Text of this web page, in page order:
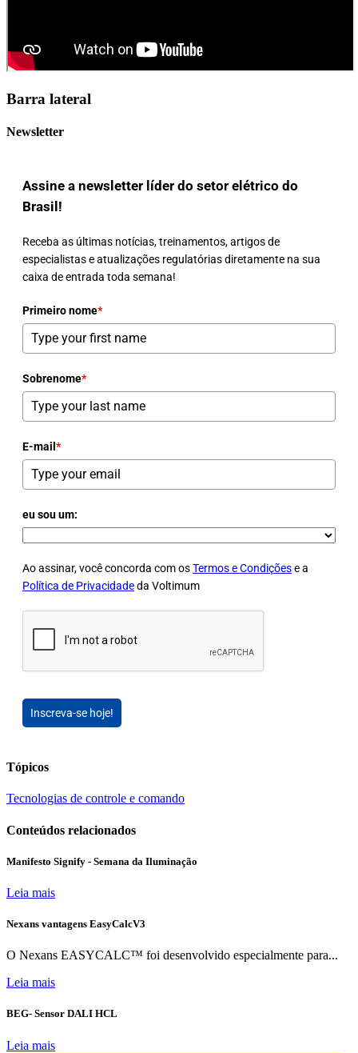
Barra lateral
Newsletter
Assine a newsletter líder do setor elétrico do
Brasil!
Receba as últimas notícias, treinamentos, artigos de
especialistas e atualizações regulatórias diretamente na sua
caixa de entrada toda semana!
Primeiro nome*
Sobrenome*
E-mail *
eu sou um:
Ao assinar, você concorda com osTermos e Condiçõese a
Política de Privacidadeda Voltimum
Inscreva-se hoje!
Tópicos
Tecnologias de controle e comando
Conteúdos relacionados
Manifesto Signify - Semana da Iluminação
Leia mais
Nexans vantagens EasyCalcV3
O Nexans EASYCALC™ foi desenvolvido especialmente para...
Leia mais
BEG- Sensor DALI HCL
Leia mais